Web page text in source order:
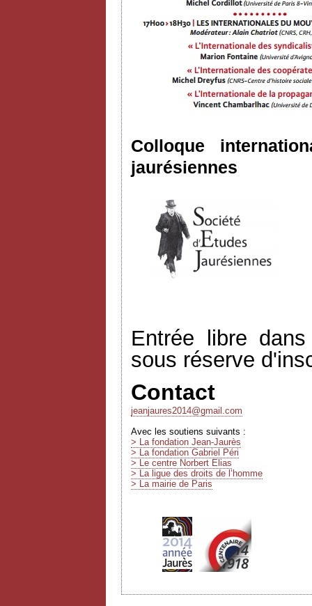
Colloque
jaurésiennes
Entrée libre
sous réserve
Contact
jeanjaures2014@gmail.com
Avec les soutiens suivants :
> La fondation Jean-Jaurès
> La fondation Gabriel Péri
> Le centre Norbert Elias
> La ligue des droits de l’homme
> La mairie de Paris